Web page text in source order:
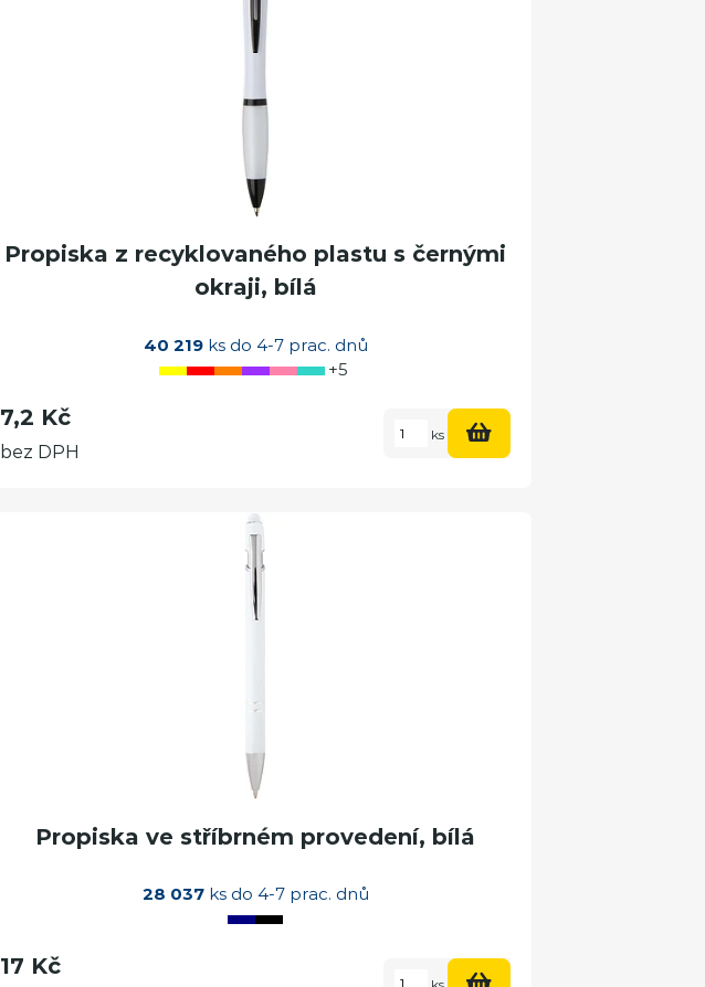
Propiska z recyklovaného plastu s černými
okraji, bílá
40 219ks do 4-7 prac. dnů
7,2 Kč
bez DPH
ks
+5
Propiska ve stříbrném provedení, bílá
28 037ks do 4-7 prac. dnů
17 Kč